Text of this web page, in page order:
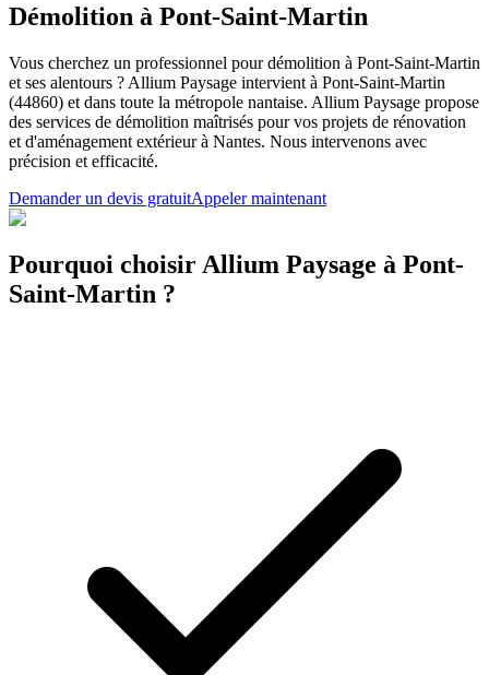
Démolition à Pont-Saint-Martin
Vous cherchez un professionnel pour démolition à Pont-Saint-Martin
et ses alentours ? Allium Paysage intervient à Pont-Saint-Martin
(44860) et dans toute la métropole nantaise. Allium Paysage propose
des services de démolition maîtrisés pour vos projets de rénovation
et d'aménagement extérieur à Nantes. Nous intervenons avec
précision et efficacité.
Demander un devis gratuitAppeler maintenant
Pourquoi choisir Allium Paysage à Pont-
Saint-Martin ?